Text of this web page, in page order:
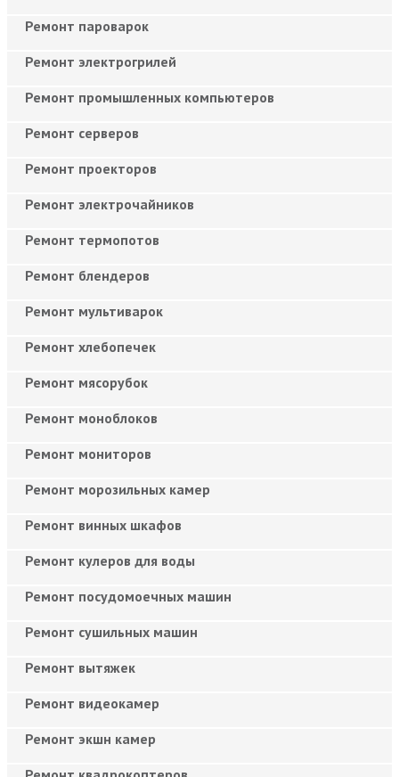
Ремонт пароварок
Ремонт электрогрилей
Ремонт промышленных компьютеров
Ремонт серверов
Ремонт проекторов
Ремонт электрочайников
Ремонт термопотов
Ремонт блендеров
Ремонт мультиварок
Ремонт хлебопечек
Ремонт мясорубок
Ремонт моноблоков
Ремонт мониторов
Ремонт морозильных камер
Ремонт винных шкафов
Ремонт кулеров для воды
Ремонт посудомоечных машин
Ремонт сушильных машин
Ремонт вытяжек
Ремонт видеокамер
Ремонт экшн камер